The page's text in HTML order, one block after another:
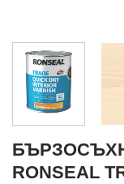
RONSEAL